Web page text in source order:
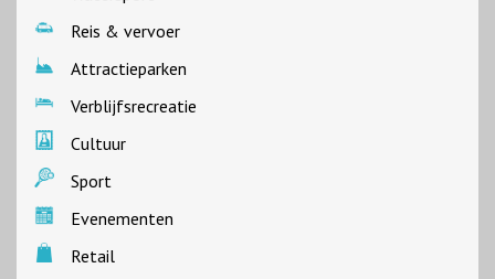
Reis & vervoer
Attractieparken
Verblijfsrecreatie
Cultuur
Sport
Evenementen
Retail